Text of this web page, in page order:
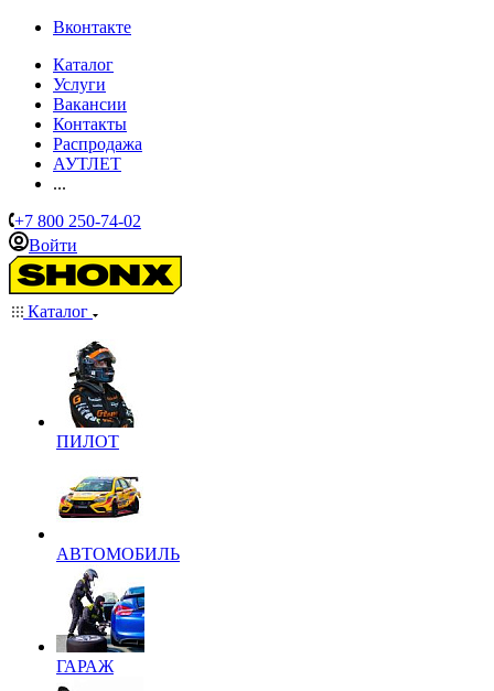
Вконтакте
Каталог
Услуги
Вакансии
Контакты
Распродажа
АУТЛЕТ
...
+7 800 250-74-02
Войти
Каталог
ПИЛОТ
АВТОМОБИЛЬ
ГАРАЖ